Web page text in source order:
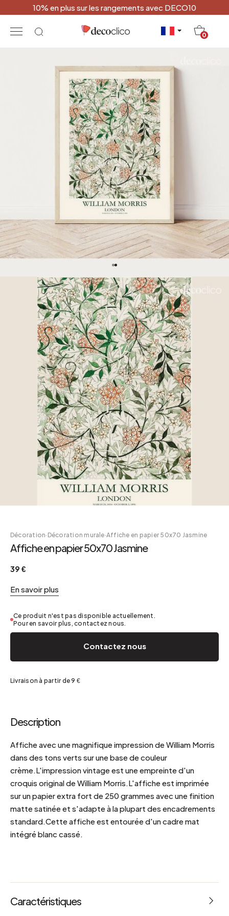
10% en plus sur les rangements avec DECO10
0
Décoration· Décoration murale·Affiche en papier 50x70 Jasmine
Affiche en papier 50x70 Jasmine
39 €
En savoir plus
Ce produit n'est pas disponible actuellement.
Pour en savoir plus, contactez nous.
Contactez nous
Livraison à partir de 9 €
Description
Affiche avec une magnifique impression de William Morris
dans des tons verts sur une base de couleur
crème.L'impression vintage est une empreinte d'un
croquis original de William Morris.L'affiche est imprimée
sur un papier extra fort de 250 grammes avec une finition
matte satinée et s'adapte à la plupart des encadrements
standard.Cette affiche est entourée d'un cadre mat
intégré blanc cassé.
Caractéristiques